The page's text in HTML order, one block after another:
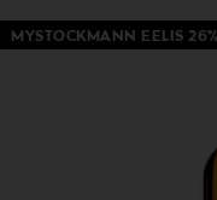
MYSTOCKMANN EELIS 26%